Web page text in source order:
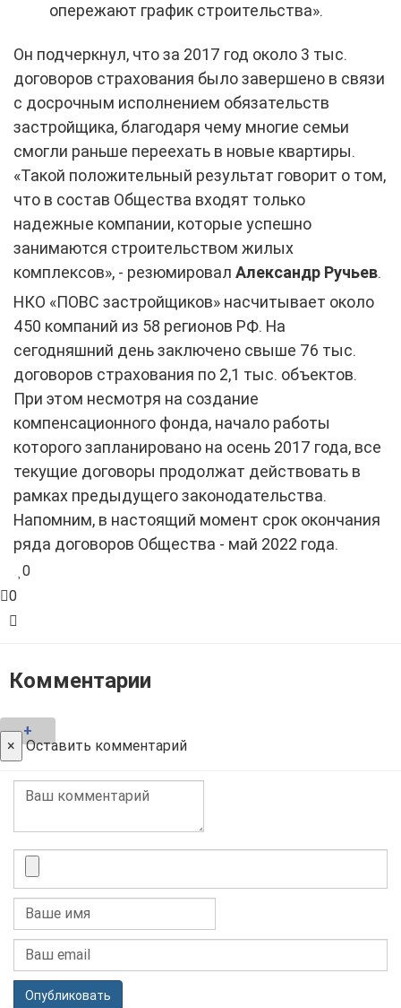
опережают график строительства».
Он подчеркнул, что за 2017 год около 3 тыс.
договоров страхования было завершено в связи
с досрочным исполнением обязательств
застройщика, благодаря чему многие семьи
смогли раньше переехать в новые квартиры.
«Такой положительный результат говорит о том,
что в состав Общества входят только
надежные компании, которые успешно
занимаются строительством жилых
комплексов», - резюмировал Александр Ручьев.
НКО «ПОВС застройщиков» насчитывает около
450 компаний из 58 регионов РФ. На
сегодняшний день заключено свыше 76 тыс.
договоров страхования по 2,1 тыс. объектов.
При этом несмотря на создание
компенсационного фонда, начало работы
которого запланировано на осень 2017 года, все
текущие договоры продолжат действовать в
рамках предыдущего законодательства.
Напомним, в настоящий момент срок окончания
ряда договоров Общества - май 2022 года.
0
0
Комментарии
+
× Оставить комментарий
Опубликовать